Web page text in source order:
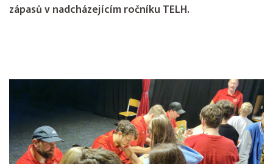
zápasů v nadcházejícím ročníku TELH.